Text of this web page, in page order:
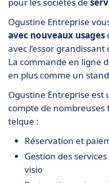
Ogustine Entreprise
avec nouveaux usages
avec l’essor
La commande en ligne
en plus comme un
Ogustine Entreprise est
compte de
telque :
Réservation et
Gestion des
visio